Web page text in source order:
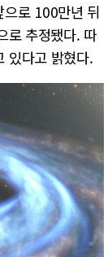
으로 100만년 뒤
로 추정됐다. 따
있다고 밝혔다.